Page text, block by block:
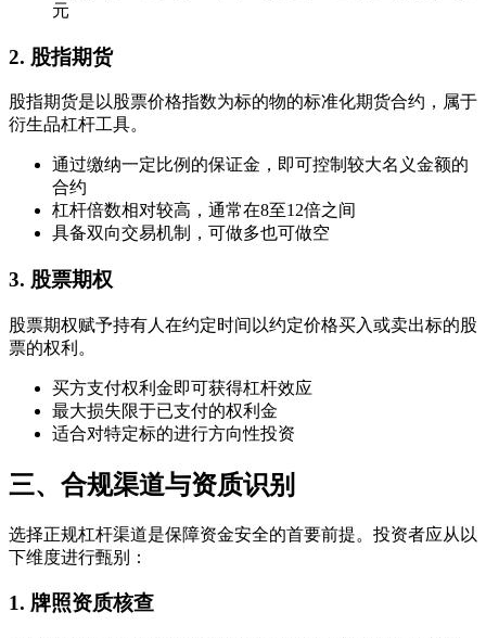
元
2. 股指期货
股指期货是以股票价格指数为标的物的标准化期货合约，属于
衍生品杠杆工具。
通过缴纳一定比例的保证金，即可控制较大名义金额的
合约
杠杆倍数相对较高，通常在8至12倍之间
具备双向交易机制，可做多也可做空
3. 股票期权
股票期权赋予持有人在约定时间以约定价格买入或卖出标的股
票的权利。
买方支付权利金即可获得杠杆效应
最大损失限于已支付的权利金
适合对特定标的进行方向性投资
三、合规渠道与资质识别
选择正规杠杆渠道是保障资金安全的首要前提。投资者应从以
下维度进行甄别：
1. 牌照资质核查